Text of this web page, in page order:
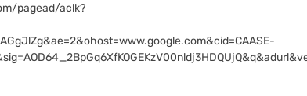
pagead/aclk?